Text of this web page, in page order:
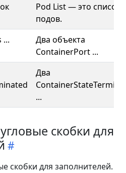
Pod List — это список
подов.
...
Два объекта
ContainerPort ...
Два
...
скобки для
скобки для заполнителей.